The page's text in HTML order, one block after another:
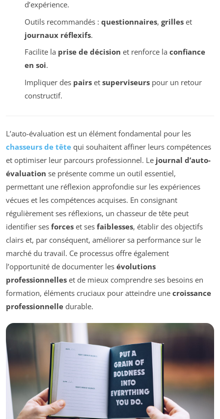
d’expérience.
Outils recommandés : questionnaires, grilleset
journaux réflexifs.
Facilite la prise de décision et renforce la confiance
en soi.
Impliquer des pairset superviseurspour un retour
constructif.
L’auto-évaluation est un élément fondamental pour les
chasseurs de tête qui souhaitent affiner leurs compétences
et optimiser leur parcours professionnel. Le journal d’auto-
évaluation se présente comme un outil essentiel,
permettant une réflexion approfondie sur les expériences
vécues et les compétences acquises. En consignant
régulièrement ses réflexions, un chasseur de tête peut
identifier ses forces et ses faiblesses, établir des objectifs
clairs et, par conséquent, améliorer sa performance sur le
marché du travail. Ce processus offre également
l’opportunité de documenter les évolutions
professionnelles et de mieux comprendre ses besoins en
formation, éléments cruciaux pour atteindre une croissance
professionnelle durable.